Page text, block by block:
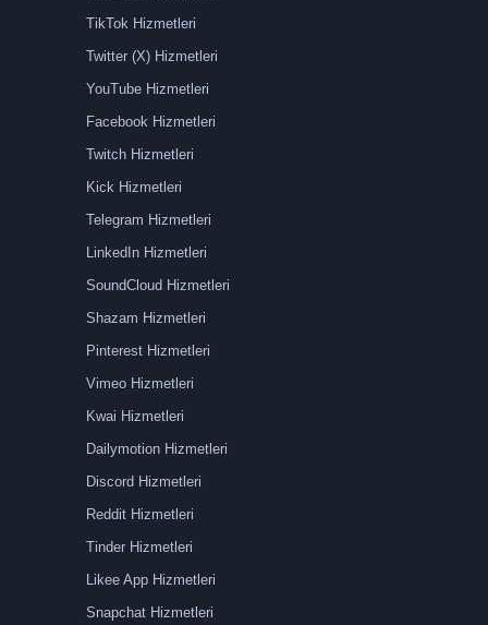
TikTok Hizmetleri
Twitter (X) Hizmetleri
YouTube Hizmetleri
Facebook Hizmetleri
Twitch Hizmetleri
Kick Hizmetleri
Telegram Hizmetleri
LinkedIn Hizmetleri
SoundCloud Hizmetleri
Shazam Hizmetleri
Pinterest Hizmetleri
Vimeo Hizmetleri
Kwai Hizmetleri
Dailymotion Hizmetleri
Discord Hizmetleri
Reddit Hizmetleri
Tinder Hizmetleri
Likee App Hizmetleri
Snapchat Hizmetleri